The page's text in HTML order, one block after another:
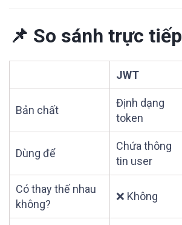
📌 So sánh trực tiếp
JWT
Bản chất
Định dạng
token
Dùng để
Chứa thông
tin user
Có thay thế nhau
không?
❌ Không